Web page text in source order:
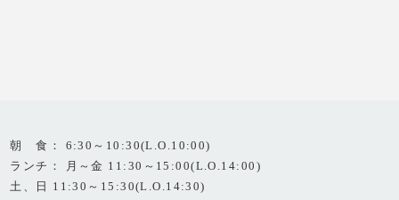
朝 食： 6:30～10:30(L.O.10:00)
ランチ： 月～金 11:30～15:00(L.O.14:00)
土、日 11:30～15:30(L.O.14:30)